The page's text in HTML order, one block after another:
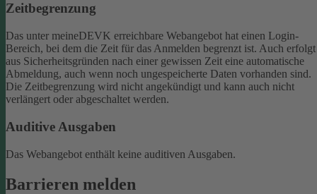
Zeitbegrenzung
Das unter meineDEVK erreichbare Webangebot hat einen Login-
Bereich, bei dem die Zeit für das Anmelden begrenzt ist. Auch erfolgt
aus Sicherheitsgründen nach einer gewissen Zeit eine automatische
Abmeldung, auch wenn noch ungespeicherte Daten vorhanden sind.
Die Zeitbegrenzung wird nicht angekündigt und kann auch nicht
verlängert oder abgeschaltet werden.
Auditive Ausgaben
Das Webangebot enthält keine auditiven Ausgaben.
Barrieren melden